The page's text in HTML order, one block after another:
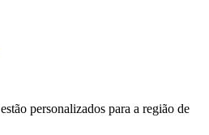
estão personalizados para a região de